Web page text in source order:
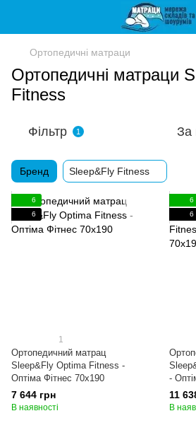
Ортопедичні матраци
Ортопедичні матраци
Fitness
Фільтр 1 За
Бренд Sleep&Fly Fitness
6
6
1
Ортопедичний матрац
Sleep&Fly Optima Fitness -
Оптіма Фітнес 70x190
7 644 грн
В наявності
6
6
-
11
В